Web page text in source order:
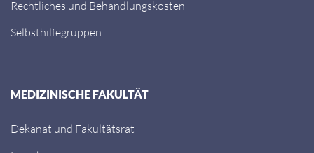
Rechtliches und Behandlungskosten
Selbsthilfegruppen
MEDIZINISCHE FAKULTÄT
Dekanat und Fakultätsrat